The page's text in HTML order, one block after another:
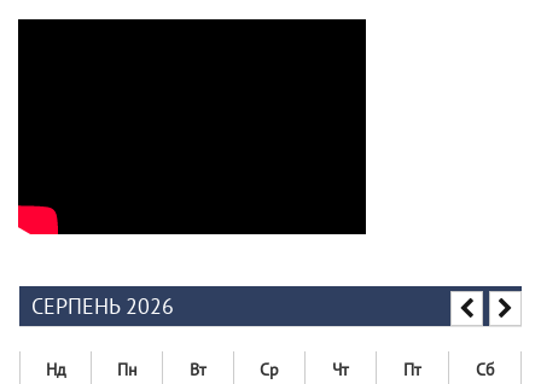
СЕРПЕНЬ 2026
Нд Пн Вт Ср Чт Пт Сб